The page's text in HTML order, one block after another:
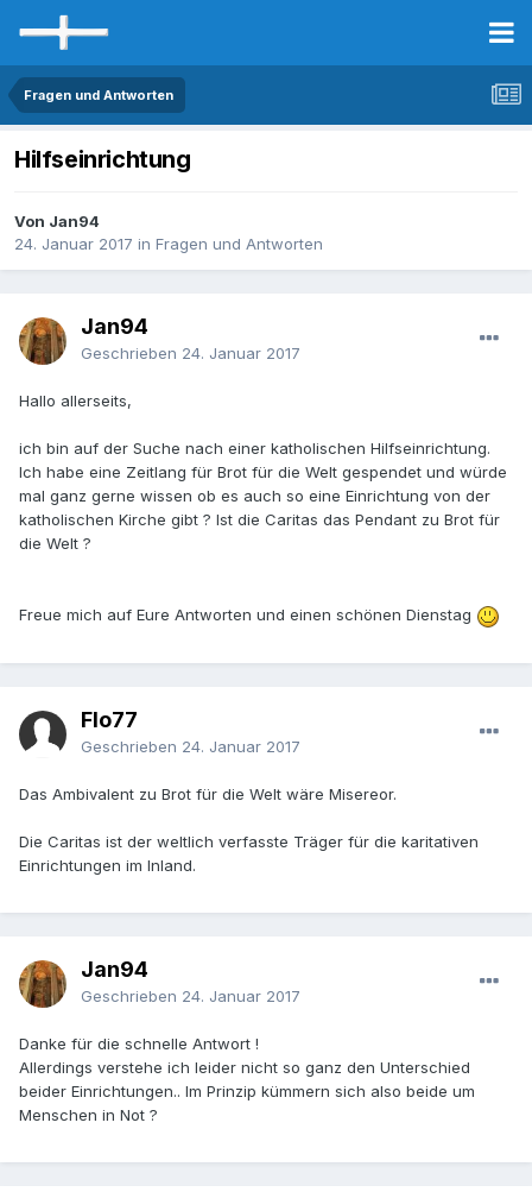
Fragen und Antworten
Hilfseinrichtung
Von Jan94
24. Januar 2017 in Fragen und Antworten
Jan94
Geschrieben 24. Januar 2017
Hallo allerseits,
ich bin auf der Suche nach einer katholischen Hilfseinrichtung.
Ich habe eine Zeitlang für Brot für die Welt gespendet und würde
mal ganz gerne wissen ob es auch so eine Einrichtung von der
katholischen Kirche gibt ? Ist die Caritas das Pendant zu Brot für
die Welt ?
Freue mich auf Eure Antworten und einen schönen Dienstag
Flo77
Geschrieben 24. Januar 2017
Das Ambivalent zu Brot für die Welt wäre Misereor.
Die Caritas ist der weltlich verfasste Träger für die karitativen
Einrichtungen im Inland.
Jan94
Geschrieben 24. Januar 2017
Danke für die schnelle Antwort !
Allerdings verstehe ich leider nicht so ganz den Unterschied
beider Einrichtungen.. Im Prinzip kümmern sich also beide um
Menschen in Not ?